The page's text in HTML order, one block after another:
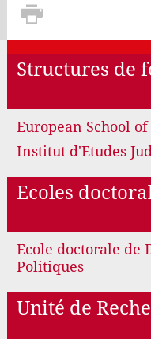
Structures de
European School
Institut d'Etudes
Ecoles
Ecole doctorale de
Politiques
Unité de